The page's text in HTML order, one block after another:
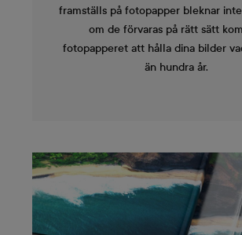
framställs på fotopapper bleknar
om de förvaras på rätt sätt
fotopapperet att hålla dina bilder
än hundra år.